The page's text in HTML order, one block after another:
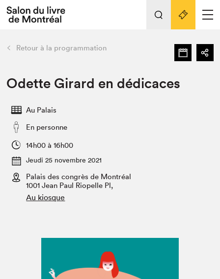
Espace médias
Espace exposant⋅e⋅s
Tout sur l'édition 2022
Actualités
Vidéos et Balados
Club de lecture Braindate
retour Nos activités
Édition 2022
Planifier sa visite
Projets partenaires 2022
Archives
Liens pratiques
Retour à la programmation
Odette Girard en dédicaces
Au Palais
En personne
14h00 à 16h00
Jeudi 25 novembre 2021
Palais des congrès de Montréal
1001 Jean Paul Riopelle Pl,
Au kiosque